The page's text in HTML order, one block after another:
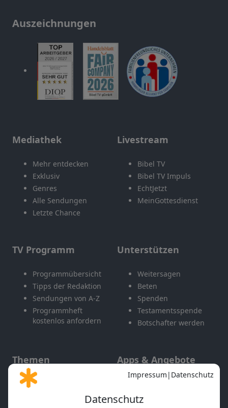
Auszeichnungen
Mediathek
Mehr entdecken
Exklusiv
Genres
Alle Sendungen
Letzte Chance
Livestream
Bibel TV
Bibel TV Impuls
EchtJetzt
MeinGottesdienst
TV Programm
Programmübersicht
Tipps der Redaktion
Sendungen von A-Z
Programmheft
kostenlos anfordern
Unterstützen
Weitersagen
Beten
Spenden
Testamentsspende
Botschafter werden
Themen
Gott und Bibel erklärt
Apps & Angebote
Mobile App